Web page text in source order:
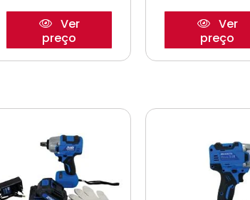
Ver
preço
Ver
preço